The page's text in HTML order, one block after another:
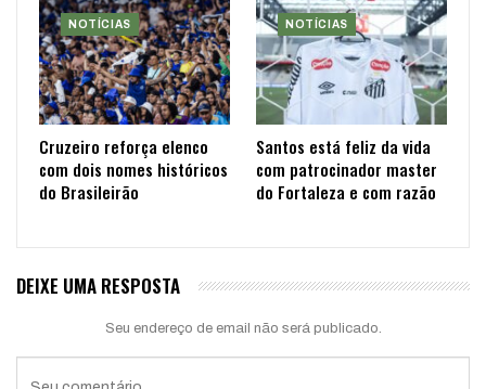
NOTÍCIAS
Cruzeiro reforça elenco
com dois nomes históricos
do Brasileirão
NOTÍCIAS
Santos está feliz da vida
com patrocinador master
do Fortaleza e com razão
DEIXE UMA RESPOSTA
Seu endereço de email não será publicado.